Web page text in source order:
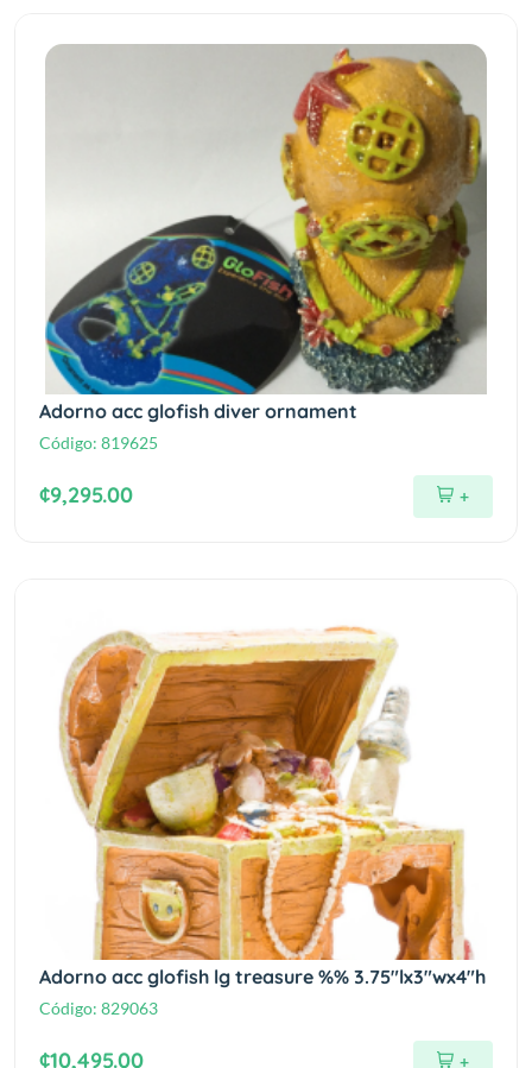
Adorno acc glofish diver ornament
Código: 819625
¢9,295.00 +
Adorno acc glofish lg treasure %% 3.75"lx3"wx4"h
Código: 829063
¢10,495.00 +